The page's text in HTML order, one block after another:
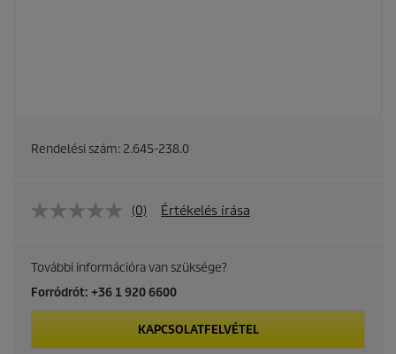
Rendelési szám: 2.645-238.0
(0) Értékelés írása
További információra van szüksége?
Forródrót: +36 1 920 6600
KAPCSOLATFELVÉTEL